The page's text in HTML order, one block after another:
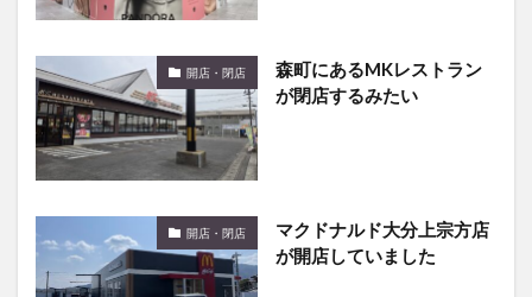
開店・閉店
森町にあるMKレストラン
が閉店するみたい
開店・閉店
マクドナルド大分上宗方店
が開店していました